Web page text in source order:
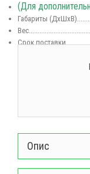
(Для
Габариты
Вес
Срок
Опис